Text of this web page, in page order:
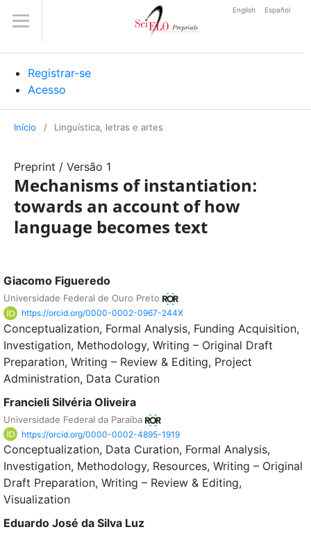
Registrar-se
Acesso
English Español
Início / Linguística, letras e artes
Preprint / Versão 1
Mechanisms of instantiation:
towards an account of how
language becomes text
Giacomo Figueredo
Universidade Federal de Ouro Preto
https://orcid.org/0000-0002-0967-244X
Conceptualization Formal Analysis Funding Acquisition
Investigation Methodology Writing – Original Draft
Preparation Writing – Review & Editing Project
Administration Data Curation
Francieli Silvéria Oliveira
Universidade Federal da Paraíba
https://orcid.org/0000-0002-4895-1919
Conceptualization Data Curation Formal Analysis
Investigation Methodology Resources Writing – Original
Draft Preparation Writing – Review & Editing
Visualization
Eduardo José da Silva Luz